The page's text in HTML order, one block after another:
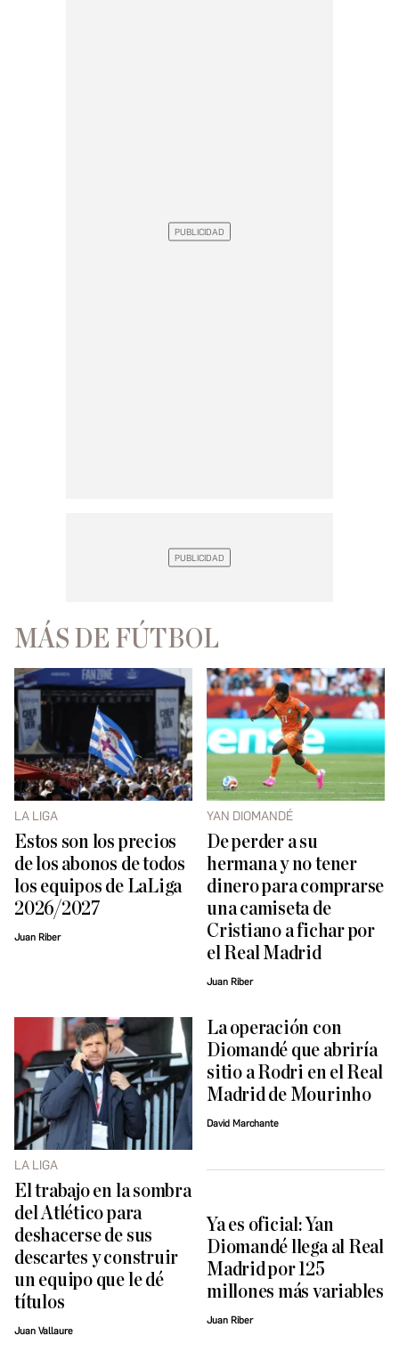
MÁS DE FÚTBOL
LA LIGA
Estos son los precios
de los abonos de todos
los equipos de LaLiga
2026/2027
Juan Riber
YAN DIOMANDÉ
De perder a su
hermana y no tener
dinero para comprarse
una camiseta de
Cristiano a fichar por
el Real Madrid
Juan Riber
LA LIGA
El trabajo en la sombra
del Atlético para
deshacerse de sus
descartes y construir
un equipo que le dé
títulos
Juan Vallaure
La operación con
Diomandé que abriría
sitio a Rodri en el Real
Madrid de Mourinho
David Marchante
Ya es oficial: Yan
Diomandé llega al Real
Madrid por 125
millones más variables
Juan Riber